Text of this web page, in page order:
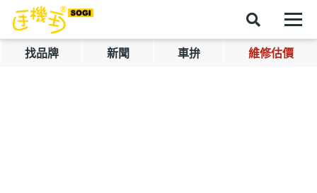
找品牌 新聞 車拚 維修估價